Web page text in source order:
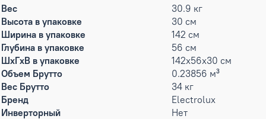
Вес
30.9 кг
Высота в упаковке
30 см
Ширина в упаковке
142 см
Глубина в упаковке
56 см
ШxГxВ в упаковке
142x56x30 см
Объем Брутто
0.23856 м³
Вес Брутто
34 кг
Бренд
Electrolux
Инверторный
Нет